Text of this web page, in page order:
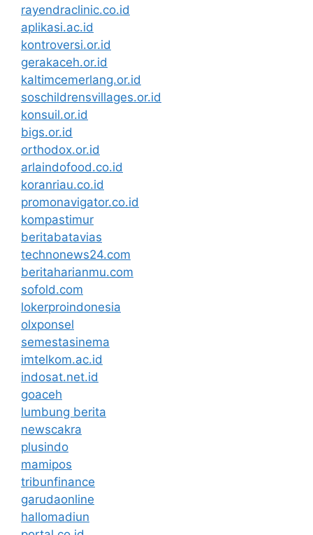
rayendraclinic.co.id
aplikasi.ac.id
kontroversi.or.id
gerakaceh.or.id
kaltimcemerlang.or.id
soschildrensvillages.or.id
konsuil.or.id
bigs.or.id
orthodox.or.id
arlaindofood.co.id
koranriau.co.id
promonavigator.co.id
kompastimur
beritabatavias
technonews24.com
beritaharianmu.com
sofold.com
lokerproindonesia
olxponsel
semestasinema
imtelkom.ac.id
indosat.net.id
goaceh
lumbung berita
newscakra
plusindo
mamipos
tribunfinance
garudaonline
hallomadiun